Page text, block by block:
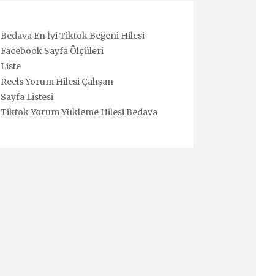
Bedava En İyi Tiktok Beğeni Hilesi
Facebook Sayfa Ölçüleri
Liste
Reels Yorum Hilesi Çalışan
Sayfa Listesi
Tiktok Yorum Yükleme Hilesi Bedava